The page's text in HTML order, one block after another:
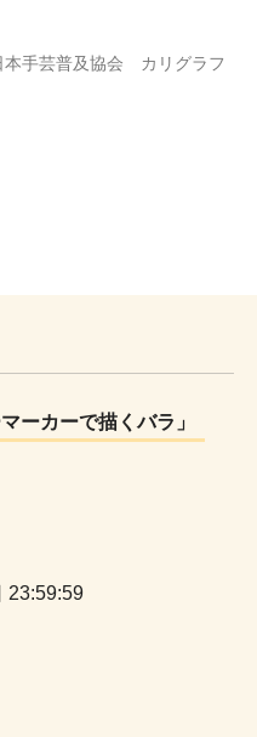
本手芸普及協会 カリグラフ
ーカーで描くバラ」
23:59:59